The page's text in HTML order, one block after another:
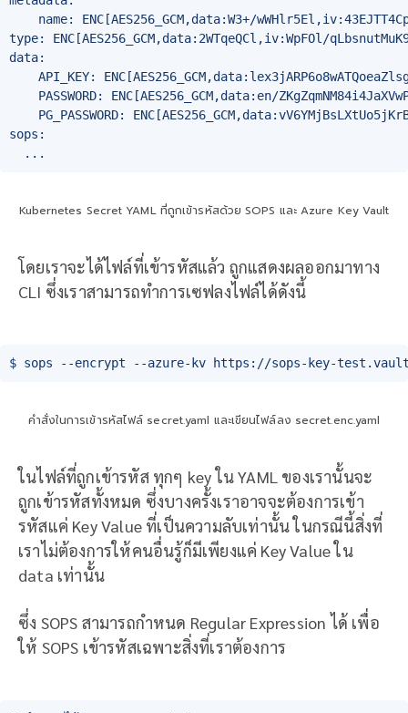
name: ENC[AES256_GCM,data:W3+/
type: ENC[AES256_GCM,data:2WTqeQCl,iv:WpFOl/
data:
API_KEY:
PASSWORD: ENC[AES256_GCM,data:en/
PG_PASSWORD:
sops:
  ...
Kubernetes Secret YAML ที่ถูกเข้ารหัสด้วย SOPS และ Azure Key Vault
โดยเราจะได้ไฟล์ที่เข้ารหัสแล้ว ถูกแสดงผลออกมาทาง
CLI ซึ่งเราสามารถทำการเซฟลงไฟล์ได้ดังนี้
$ sops --encrypt --azure-kv https://sops-key-
คำสั่งในการเข้ารหัสไฟล์ secret.yaml และเขียนไฟล์ลง secret.enc.yaml
ในไฟล์ที่ถูกเข้ารหัส ทุกๆ key ใน YAML ของเรานั้นจะ
ถูกเข้ารหัสทั้งหมด ซึ่งบางครั้งเราอาจจะต้องการเข้า
รหัสแค่ Key Value ที่เป็นความลับเท่านั้น ในกรณีนี้สิ่งที่
เราไม่ต้องการให้คนอื่นรู้ก็มีเพียงแค่ Key Value ใน
data เท่านั้น
ซึ่ง SOPS สามารถกำหนด Regular Expression ได้ เพื่อ
ให้ SOPS เข้ารหัสเฉพาะสิ่งที่เราต้องการ